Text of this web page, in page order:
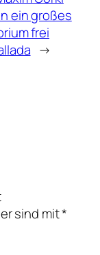
ein großes
frei
→
sind mit*